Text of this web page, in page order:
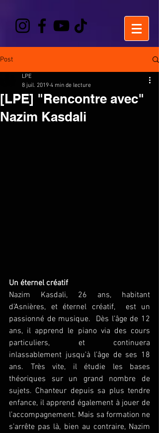
Post
[LPE] "Rencontre avec"
Nazim Kasdali
LPE
8 juil. 2019 4 min de lecture
Un éternel créatif
Nazim Kasdali, 26 ans, habitant
d’Asnières, et éternel créatif,  est un
passionné de musique.  Dès l’âge de 12
ans, il apprend le piano via des cours
particuliers, et continuera
inlassablement jusqu’à l’âge de ses 18
ans. Très vite, il étudie les bases
théoriques sur un grand nombre de
sujets. Chanteur depuis sa plus tendre
enfance, il apprend également à jouer de
l’accompagnement. Mais sa formation ne
s’arrête pas là, bien au contraire, Nazim